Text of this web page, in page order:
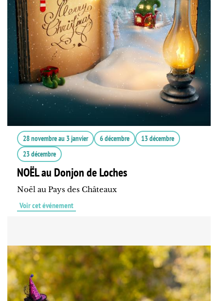
28 novembreau 3 janvier 6 décembre
13 décembre
23 décembre
NOËL au Donjon de Loches
Noël au Pays des Châteaux
Voir cet événement